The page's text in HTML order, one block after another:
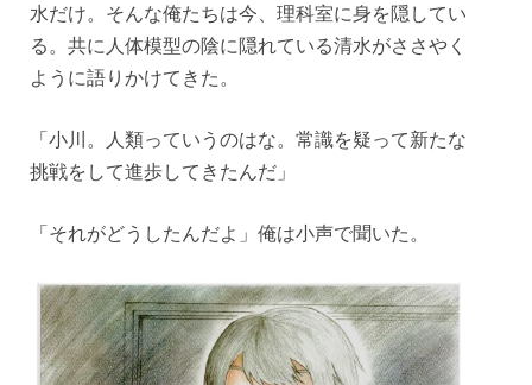
水だけ。そんな俺たちは今、理科室に身を隠してい
る。共に人体模型の陰に隠れている清水がささやく
ように語りかけてきた。
「小川。人類っていうのはな。常識を疑って新たな
挑戦をして進歩してきたんだ」
「それがどうしたんだよ」俺は小声で聞いた。